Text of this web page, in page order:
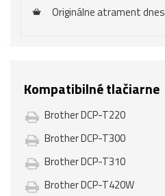
Originálne atrament dnes
Kompatibilné tlačiarne
Brother DCP-T220
Brother DCP-T300
Brother DCP-T310
Brother DCP-T420W